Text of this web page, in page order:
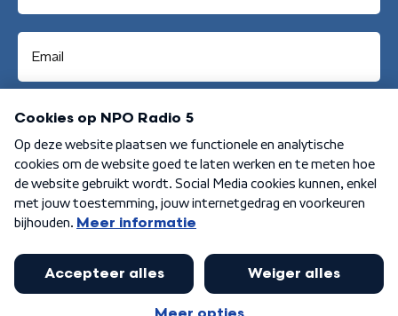
Aanmelden
Algemene voorwaarden Privacybeleid